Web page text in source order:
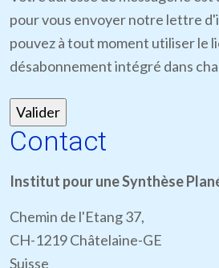
pour vous envoyer notre lettre
pouvez à tout moment utiliser le
désabonnement intégré dans
Contact
Institut pour une Synthèse
Chemin de l'Etang 37,
CH-1219 Châtelaine-GE
Suisse